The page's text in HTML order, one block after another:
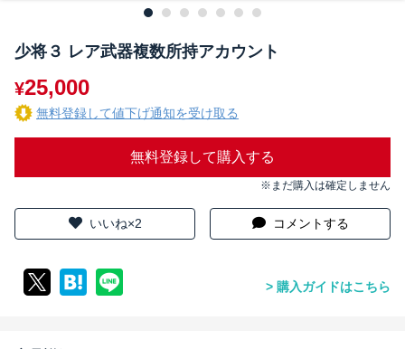
少将３ レア武器複数所持アカウント
¥25,000
無料登録して値下げ通知を受け取る
無料登録して購入する
※まだ購入は確定しません
いいね×2 コメントする
購入ガイドはこちら